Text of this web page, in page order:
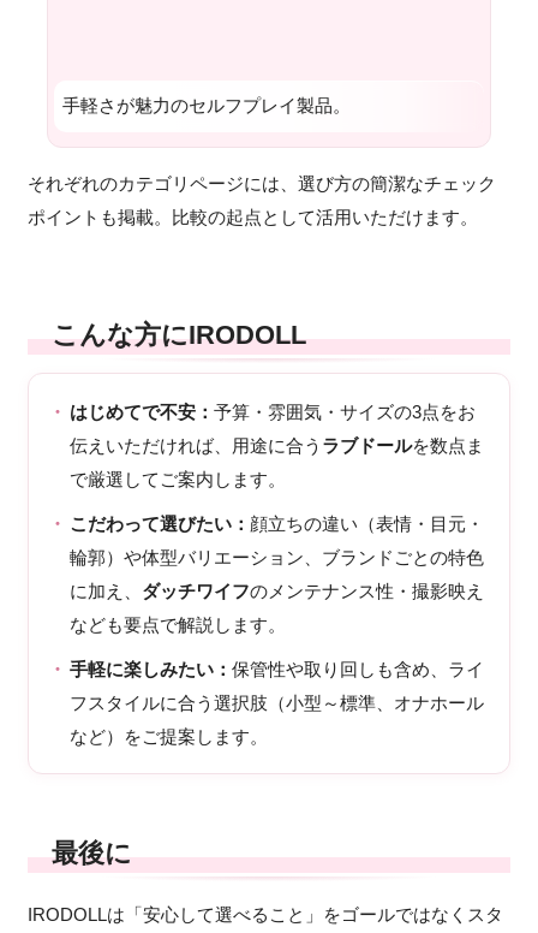
手軽さが魅力のセルフプレイ製品。
それぞれのカテゴリページには、選び方の簡潔なチェック
ポイントも掲載。比較の起点として活用いただけます。
こんな方にIRODOLL
はじめてで不安：予算・雰囲気・サイズの3点をお
伝えいただければ、用途に合う ラブドールを数点ま
で厳選してご案内します。
こだわって選びたい： 顔立ちの違い（表情・目元・
輪郭）や体型バリエーション、ブランドごとの特色
に加え、 ダッチワイフのメンテナンス性・撮影映え
なども要点で解説します。
手軽に楽しみたい：保管性や取り回しも含め、ライ
フスタイルに合う選択肢（小型～標準、オナホール
など）をご提案します。
最後に
IRODOLLは「安心して選べること」をゴールではなくスタ